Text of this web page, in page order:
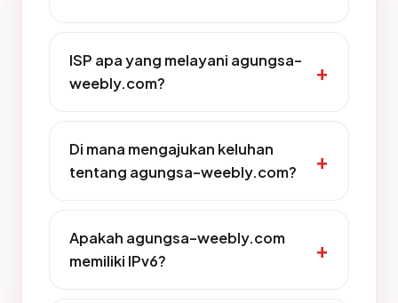
ISP apa yang melayani agungsa-
weebly.com?
Di mana mengajukan keluhan
tentang agungsa-weebly.com?
Apakah agungsa-weebly.com
memiliki IPv6?